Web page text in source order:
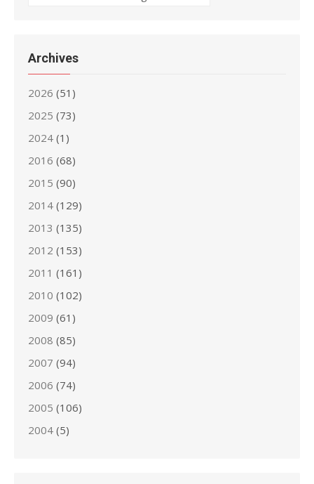
Archives
2026 (51)
2025 (73)
2024 (1)
2016 (68)
2015 (90)
2014 (129)
2013 (135)
2012 (153)
2011 (161)
2010 (102)
2009 (61)
2008 (85)
2007 (94)
2006 (74)
2005 (106)
2004 (5)